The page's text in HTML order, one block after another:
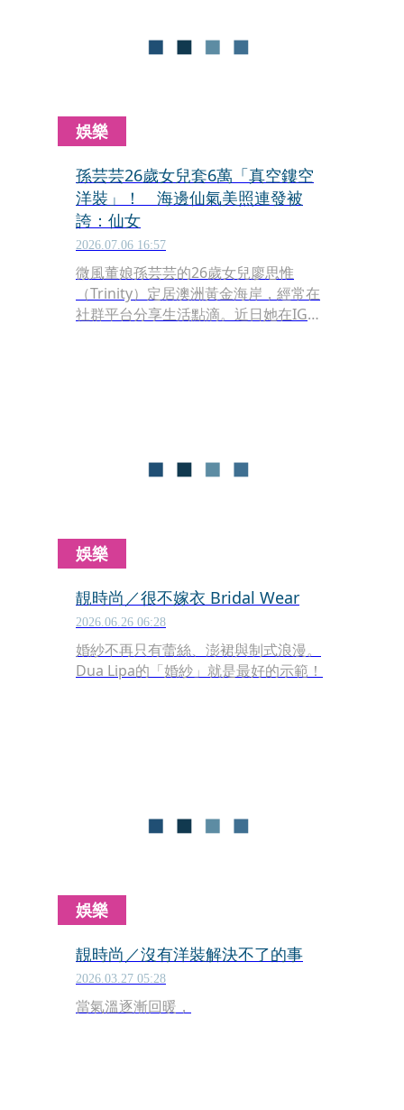
娛樂
孫芸芸26歲女兒套6萬「真空鏤空
洋裝」！ 海邊仙氣美照連發被
誇：仙女
2026.07.06 16:57
微風董娘孫芸芸的26歲女兒廖思惟
（Trinity）定居澳洲黃金海岸，經常在
社群平台分享生活點滴。近日她在IG貼
娛樂
靚時尚／很不嫁衣 Bridal Wear
2026.06.26 06:28
婚紗不再只有蕾絲、澎裙與制式浪漫。
Dua Lipa的「婚紗」就是最好的示範！
娛樂
靚時尚／沒有洋裝解決不了的事
2026.03.27 05:28
當氣溫逐漸回暖，